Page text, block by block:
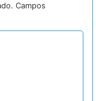
Campos